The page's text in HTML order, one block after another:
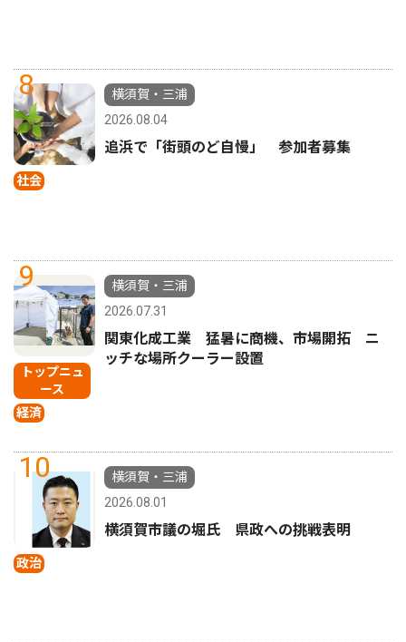
8
社会
横須賀・三浦
2026.08.04
追浜で「街頭のど自慢」 参加者募集
9
トップニュ
ース
経済
横須賀・三浦
2026.07.31
関東化成工業 猛暑に商機、市場開拓 ニ
ッチな場所クーラー設置
10
政治
横須賀・三浦
2026.08.01
横須賀市議の堀氏 県政への挑戦表明